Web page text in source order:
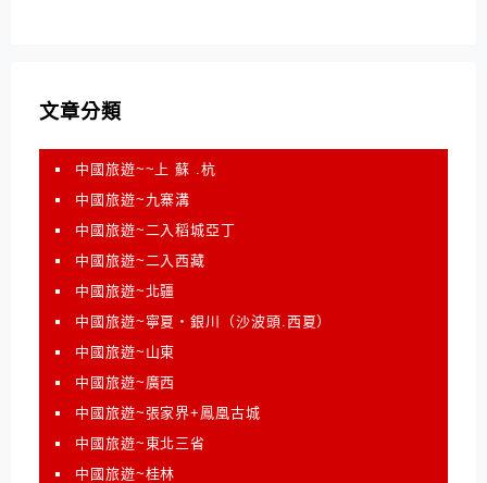
文章分類
中國旅遊~~上 蘇 .杭
中國旅遊~九寨溝
中國旅遊~二入稻城亞丁
中國旅遊~二入西藏
中國旅遊~北疆
中國旅遊~寧夏‧銀川（沙波頭.西夏）
中國旅遊~山東
中國旅遊~廣西
中國旅遊~張家界+鳳凰古城
中國旅遊~東北三省
中國旅遊~桂林